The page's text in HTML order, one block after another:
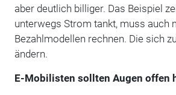
aber deutlich billiger. Das Beispiel
unterwegs Strom tankt, muss auch
Bezahlmodellen rechnen. Die sich
ändern.
E-Mobilisten sollten Augen offen